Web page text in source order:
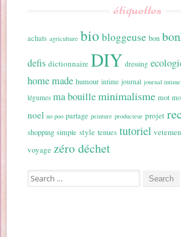
étiquettes
achats agriculture bio bloggeuse bon
defis dictionnaire DIY dressing
home made humour intime journal journal intime
légumes ma bouilleminimalisme mot
noel no poo partage peinture producteur projet
shopping simple style tenues tutoriel
voyage zéro déchet
Search for: